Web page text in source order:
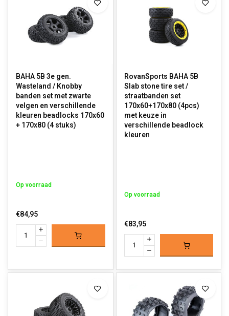
BAHA 5B 3e gen.
Wasteland / Knobby
banden set met zwarte
velgen en verschillende
kleuren beadlocks 170x60
+ 170x80 (4 stuks)
Op voorraad
€84,95
RovanSports BAHA 5B
Slab stone tire set /
straatbanden set
170x60+170x80 (4pcs)
met keuze in
verschillende beadlock
kleuren
Op voorraad
€83,95